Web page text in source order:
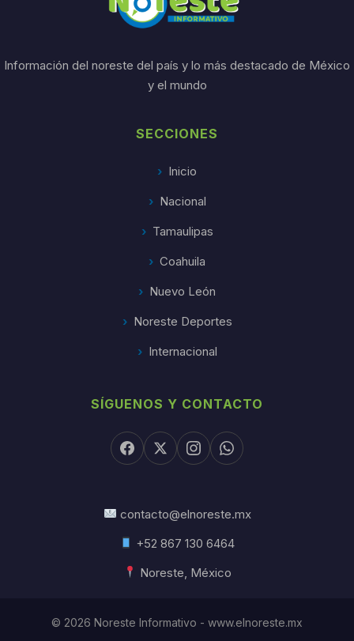
Información del noreste del país y lo más destacado de México
y el mundo
SECCIONES
Inicio
Nacional
Tamaulipas
Coahuila
Nuevo León
Noreste Deportes
Internacional
SÍGUENOS Y CONTACTO
contacto@elnoreste.mx
+52 867 130 6464
Noreste, México
© 2026 Noreste Informativo - www.elnoreste.mx